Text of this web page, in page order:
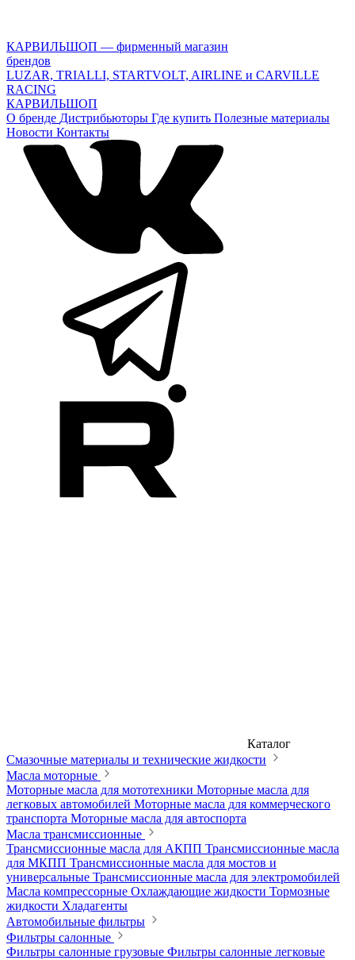
КАРВИЛЬШОП — фирменный магазин
брендов
LUZAR, TRIALLI, STARTVOLT, AIRLINE и CARVILLE
RACING
КАРВИЛЬШОП
О бренде Дистрибьюторы Где купить Полезные материалы
Новости Контакты
Каталог
Смазочные материалы и технические жидкости
Масла моторные
Моторные масла для мототехники Моторные масла для
легковых автомобилей Моторные масла для коммерческого
транспорта Моторные масла для автоспорта
Масла трансмиссионные
Трансмиссионные масла для АКПП Трансмиссионные масла
для МКПП Трансмиссионные масла для мостов и
универсальные Трансмиссионные масла для электромобилей
Масла компрессорные Охлаждающие жидкости Тормозные
жидкости Хладагенты
Автомобильные фильтры
Фильтры салонные
Фильтры салонные грузовые Фильтры салонные легковые